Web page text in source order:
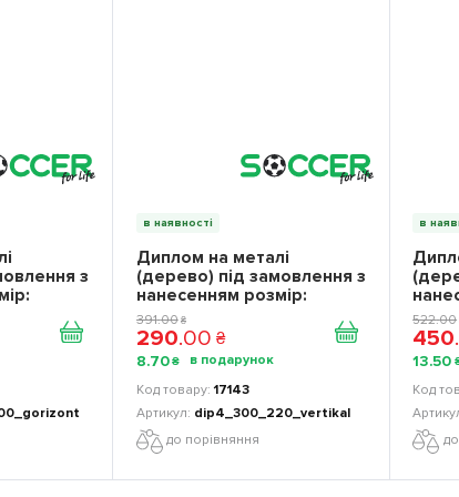
з
в наявності
Диплом на металі
(дерево) під замовлення з
нанесенням розмір:
300*220 мм
391.00 ₴
290.00 ₴
8.70 ₴
17143
dip4_300_220_vertikal
до порівняння
в
522.00
450.
13.50